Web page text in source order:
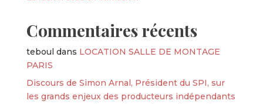
Commentaires récents
teboul dans LOCATION SALLE DE MONTAGE
PARIS
Discours de Simon Arnal, Président du SPI, sur
les grands enjeux des producteurs indépendants